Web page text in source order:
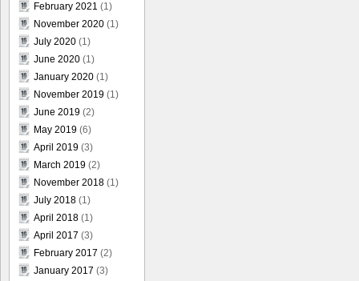
February 2021 (1)
November 2020 (1)
July 2020 (1)
June 2020 (1)
January 2020 (1)
November 2019 (1)
June 2019 (2)
May 2019 (6)
April 2019 (3)
March 2019 (2)
November 2018 (1)
July 2018 (1)
April 2018 (1)
April 2017 (3)
February 2017 (2)
January 2017 (3)